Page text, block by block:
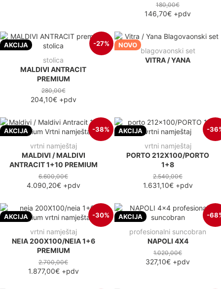
180,00€
146,70€ +pdv
AKCIJA -27%
stolica
MALDIVI ANTRACIT
PREMIUM
280,00€
204,10€+pdv
NOVO
blagovaonski set
VITRA / YANA
AKCIJA -38%
vrtni namještaj
MALDIVI / MALDIVI
ANTRACIT 1+10 PREMIUM
6.600,00€
4.090,20€+pdv
AKCIJA -
vrtni namještaj
PORTO 212X100/PORTO
1+8
2.540,00€
1.631,10€+pdv
AKCIJA -30%
vrtni namještaj
NEIA 200X100/NEIA 1+6
PREMIUM
2.700,00€
1.877,00€+pdv
AKCIJA -
profesionalni suncobran
NAPOLI 4X4
1.020,00€
327,10€ +pdv